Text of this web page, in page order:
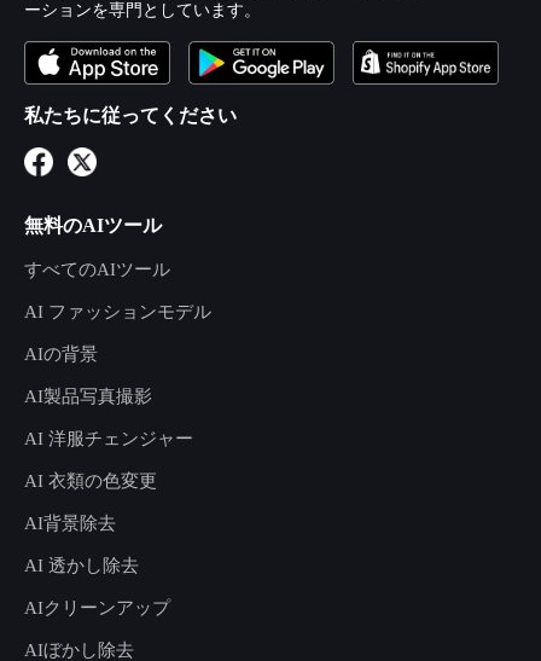
ーションを専門としています。
私たちに従ってください
無料のAIツール
すべてのAIツール
AI ファッションモデル
AIの背景
AI製品写真撮影
AI 洋服チェンジャー
AI 衣類の色変更
AI背景除去
AI 透かし除去
AIクリーンアップ
AIぼかし除去